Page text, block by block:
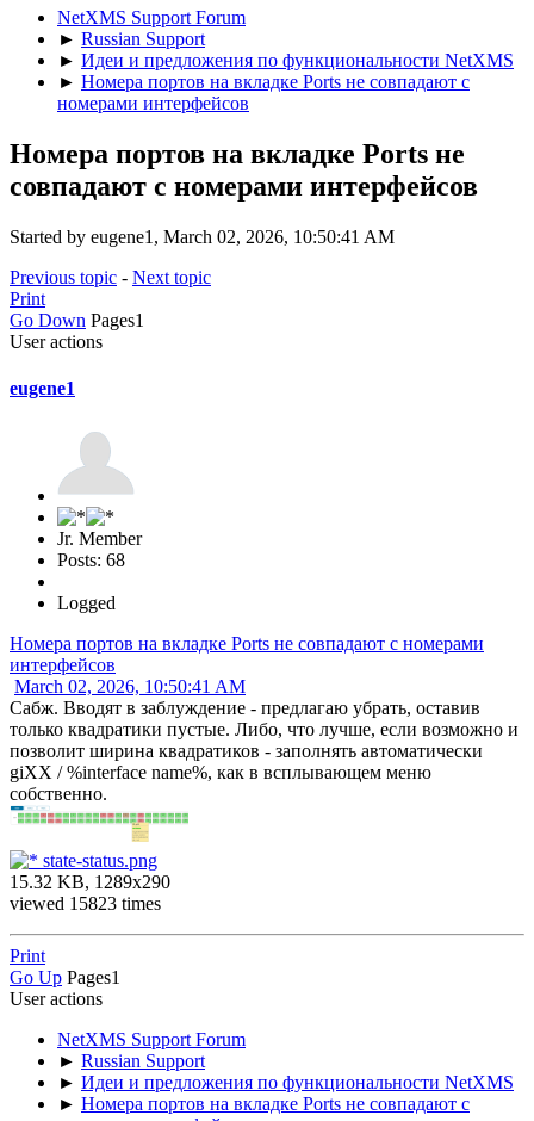
NetXMS Support Forum
► Russian Support
► Идеи и предложения по функциональности NetXMS
► Номера портов на вкладке Ports не совпадают с
номерами интерфейсов
Номера портов на вкладке Ports не
совпадают с номерами интерфейсов
Started by eugene1, March 02, 2026, 10:50:41 AM
Previous topic - Next topic
Print
Go Down Pages1
User actions
eugene1
Jr. Member
Posts: 68
Logged
Номера портов на вкладке Ports не совпадают с номерами
интерфейсов
March 02, 2026, 10:50:41 AM
Сабж. Вводят в заблуждение - предлагаю убрать, оставив
только квадратики пустые. Либо, что лучше, если возможно и
позволит ширина квадратиков - заполнять автоматически
giXX / %interface name%, как в всплывающем меню
собственно.
state-status.png
15.32 KB, 1289x290
viewed 15823 times
Print
Go Up Pages1
User actions
NetXMS Support Forum
► Russian Support
► Идеи и предложения по функциональности NetXMS
► Номера портов на вкладке Ports не совпадают с